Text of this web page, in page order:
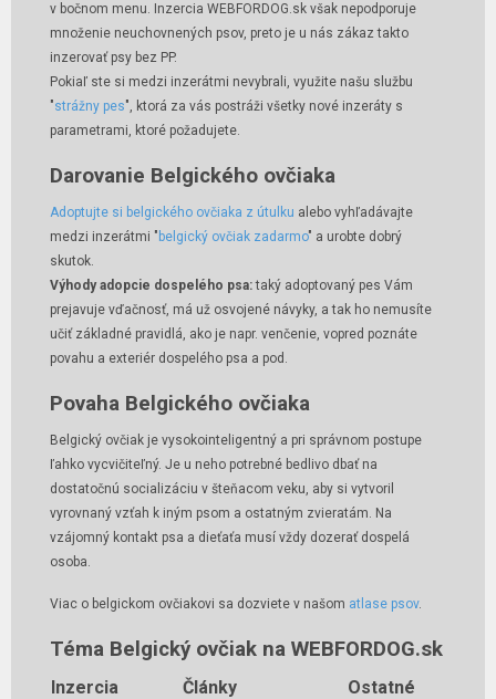
v bočnom menu. Inzercia WEBFORDOG.sk však nepodporuje
množenie neuchovnených psov, preto je u nás zákaz takto
inzerovať psy bez PP.
Pokiaľ ste si medzi inzerátmi nevybrali, využite našu službu
"strážny pes", ktorá za vás postráži všetky nové inzeráty s
parametrami, ktoré požadujete.
Darovanie Belgického ovčiaka
Adoptujte si belgického ovčiaka z útulku alebo vyhľadávajte
medzi inzerátmi " belgický ovčiak zadarmo" a urobte dobrý
skutok.
Výhody adopcie dospelého psa:taký adoptovaný pes Vám
prejavuje vďačnosť, má už osvojené návyky, a tak ho nemusíte
učiť základné pravidlá, ako je napr. venčenie, vopred poznáte
povahu a exteriér dospelého psa a pod.
Povaha Belgického ovčiaka
Belgický ovčiak je vysokointeligentný a pri správnom postupe
ľahko vycvičiteľný. Je u neho potrebné bedlivo dbať na
dostatočnú socializáciu v šteňacom veku, aby si vytvoril
vyrovnaný vzťah k iným psom a ostatným zvieratám. Na
vzájomný kontakt psa a dieťaťa musí vždy dozerať dospelá
osoba.
Viac o belgickom ovčiakovi sa dozviete v našom atlase psov.
Téma Belgický ovčiak na WEBFORDOG.sk
Inzercia Články
Ostatné